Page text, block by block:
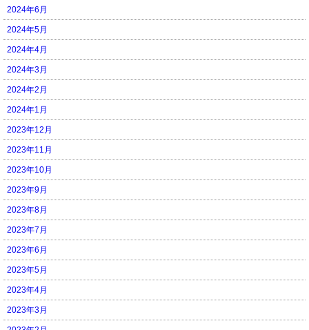
2024年6月
2024年5月
2024年4月
2024年3月
2024年2月
2024年1月
2023年12月
2023年11月
2023年10月
2023年9月
2023年8月
2023年7月
2023年6月
2023年5月
2023年4月
2023年3月